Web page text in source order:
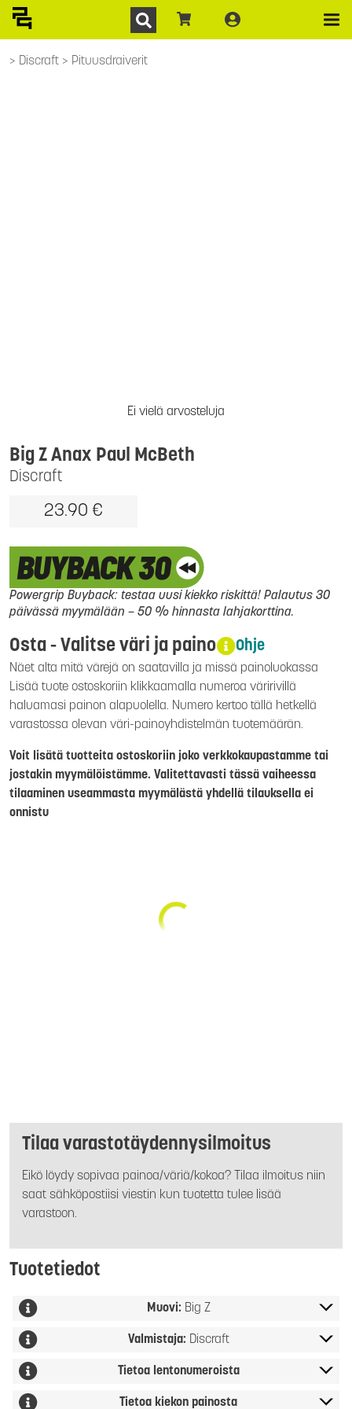
Discraft Pituusdraiverit
Ei vielä arvosteluja
Discraft
Big Z Anax Paul McBeth
23.90 €
Powergrip Buyback: testaa uusi kiekko riskittä! Palautus 30
päivässä myymälään – 50 % hinnasta lahjakorttina.
Osta - Valitse väri ja paino Ohje
Näet alta mitä värejä on saatavilla ja missä painoluokassa
Lisää tuote ostoskoriin klikkaamalla numeroa väririvillä
haluamasi painon alapuolella. Numero kertoo tällä hetkellä
varastossa olevan väri-painoyhdistelmän tuotemäärän.
Voit lisätä tuotteita ostoskoriin joko verkkokaupastamme tai
jostakin myymälöistämme. Valitettavasti tässä vaiheessa
tilaaminen useammasta myymälästä yhdellä tilauksella ei
onnistu
Tilaa varastotäydennysilmoitus
Eikö löydy sopivaa painoa/väriä/kokoa? Tilaa ilmoitus niin
saat sähköpostiisi viestin kun tuotetta tulee lisää
varastoon.
Tuotetiedot
Muovi: Big Z
Valmistaja: Discraft
Tietoa lentonumeroista
Tietoa kiekon painosta